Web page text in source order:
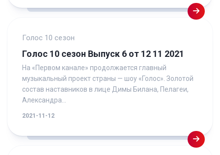
Голос 10 сезон
Голос 10 сезон Выпуск 6 от 12 11 2021
На «Первом канале» продолжается главный
музыкальный проект страны — шоу «Голос». Золотой
состав наставников в лице Димы Билана, Пелагеи,
Александра...
2021-11-12